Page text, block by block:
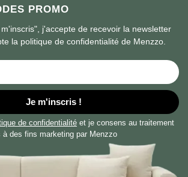
PROMO
j'accepte de recevoir la newsletter
la politique de confidentialité de Menzzo.
:
Je m'inscris !
de confidentialité et je consens au traitement
à des fins marketing par Menzzo